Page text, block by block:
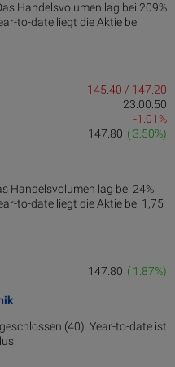
Handelsvolumen lag bei 209%
to-date liegt die Aktie bei
145.40 / 147.20
23:00:50
-1.01%
( 3.50%)
147.80
Handelsvolumen lag bei 24%
to-date liegt die Aktie bei 1,75
( 1.87%)
147.80
(40). Year-to-date ist